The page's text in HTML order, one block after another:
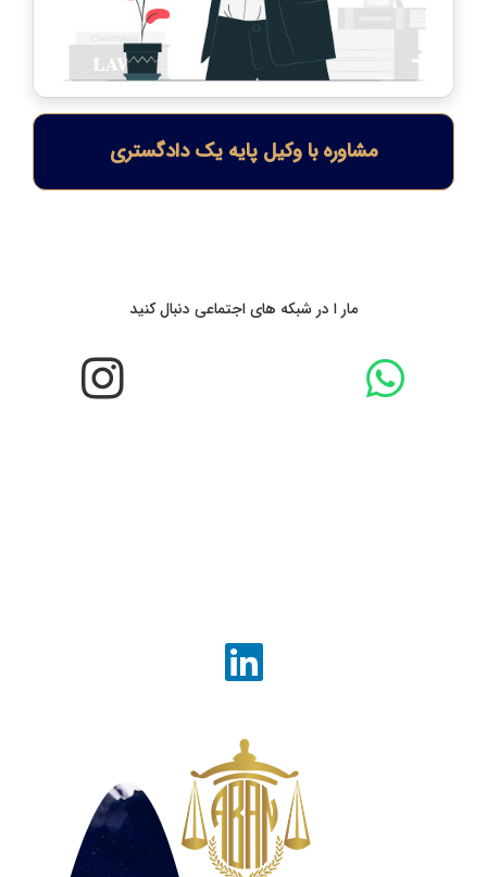
مشاوره با وکیل پایه یک دادگستری
مار ا در شبکه های اجتماعی دنبال کنید